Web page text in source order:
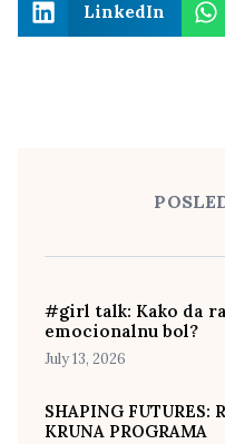
LinkedIn
#girl talk: Kako da
emocionalnu bol?
July 13, 2026
SHAPING FUTURES:
KRUNA PROGRAMA